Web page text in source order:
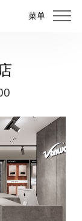
菜单